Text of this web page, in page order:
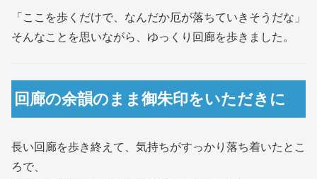
「ここを歩くだけで、なんだか厄が落ちていきそうだな」
そんなことを思いながら、ゆっくり回廊を歩きました。
回廊の余韻のまま御朱印をいただきに
長い回廊を歩き終えて、気持ちがすっかり落ち着いたとこ
ろで、